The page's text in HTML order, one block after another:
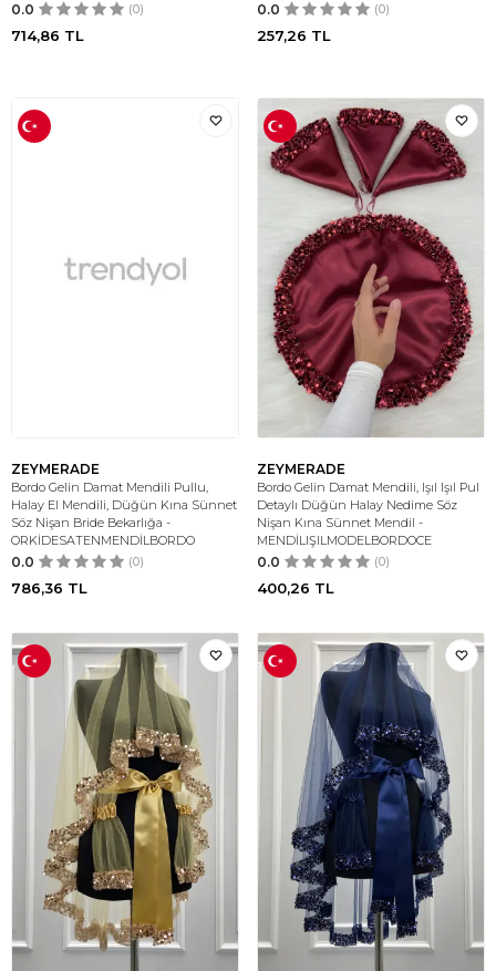
0.0 (0)
714,86 TL
0.0 (0)
257,26 TL
ZEYMERADE
Bordo Gelin Damat Mendili Pullu,
Halay El Mendili, Düğün Kına Sünnet
Söz Nişan Bride Bekarlığa -
ORKİDESATENMENDİLBORDO
0.0 (0)
786,36 TL
ZEYMERADE
Bordo Gelin Damat Mendili, Işıl Işıl Pul
Detaylı Düğün Halay Nedime Söz
Nişan Kına Sünnet Mendil -
MENDİLIŞILMODELBORDOCE
0.0 (0)
400,26 TL